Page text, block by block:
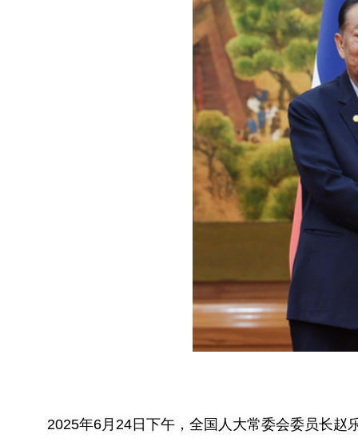
2025年6月24日下午，全国人大常委会委员长赵